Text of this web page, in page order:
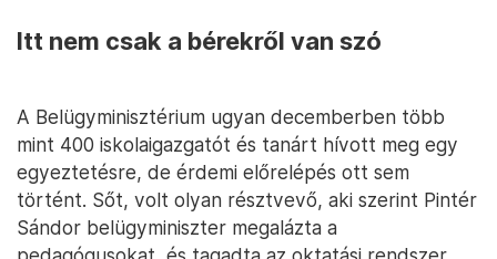
Itt nem csak a bérekről van szó
A Belügyminisztérium ugyan decemberben több
mint 400 iskolaigazgatót és tanárt hívott meg egy
egyeztetésre, de érdemi előrelépés ott sem
történt. Sőt, volt olyan résztvevő, aki szerint Pintér
Sándor belügyminiszter megalázta a